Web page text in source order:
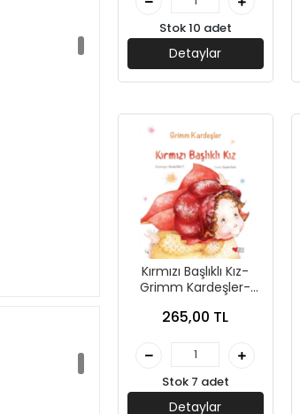
Stok 10 adet
Detaylar
Kırmızı Başlıklı Kız-
Grimm Kardeşler-
265,00 TL
Stok 7 adet
Detaylar